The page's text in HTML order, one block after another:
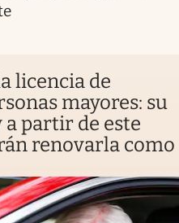
licencia de
mayores: su
partir de este
renovarla como